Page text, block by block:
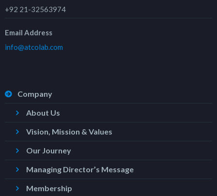
+92 21-32563974
Email Address
info@atcolab.com
Company
About Us
Vision, Mission & Values
Our Journey
Managing Director’s Message
Membership